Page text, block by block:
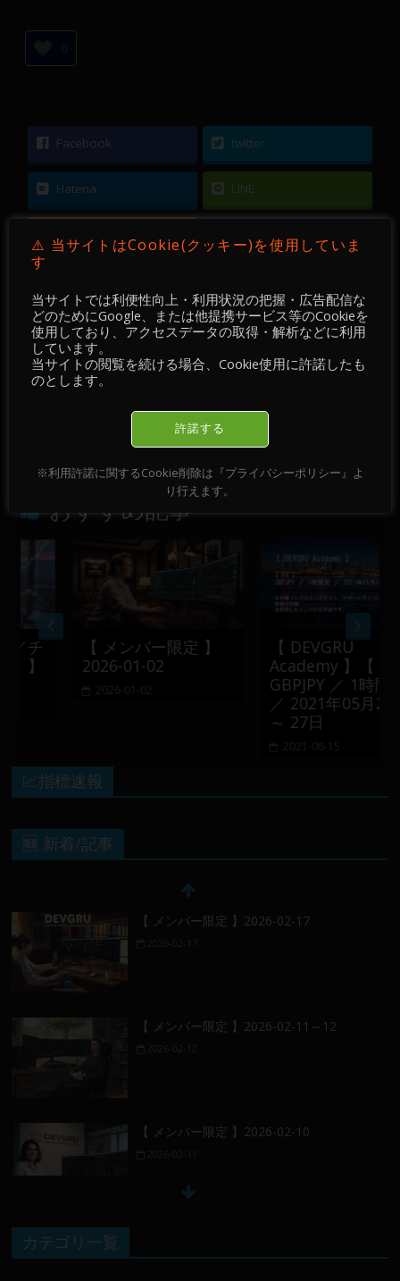
Facebook twitter
Hatena LINE
←【 DEVGRU Academy 】【 FX 】【 Chart
Pattern 】GBPUSD ／ 15分足 ／ 2022-05-26
【 DEVGRU Academy 】【 FX 】【 Chart
Pattern 】GBPUSD ／ M15 ／ 2022-06-03
おすすめ記事
【 メンバー限定 】
2026-01-02
2026-01-02
【 DEVGRU
Academy 】【 FX 】
GBPJPY ／ 1時間足
／ 2021年05月21日
～ 27日
2021-06-15
💹指標速報
🆕 新着/記事
【 メンバー限定 】2026-02-17
【 メンバー限定 】2026-02-11～12
【 メンバー限定 】2026-02-10
／
カテゴリ一覧
⚠️ 当サイトはCookie(クッキー)を使用していま
す
当サイトでは利便性向上・利用状況の把握・広告配信な
どのためにGoogle、または他提携サービス等のCookieを
使用しており、アクセスデータの取得・解析などに利用
しています。
当サイトの閲覧を続ける場合、Cookie使用に許諾したも
のとします。
許諾する
※利用許諾に関するCookie削除は『プライバシーポリシー』よ
り行えます。